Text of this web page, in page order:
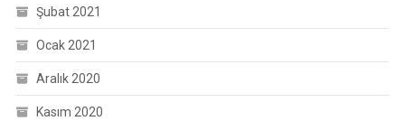
Şubat 2021
Ocak 2021
Aralık 2020
Kasım 2020